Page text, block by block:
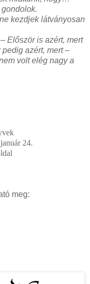
kezdjek látványosan
Először is azért, mert
azért, mert –
volt elég nagy a
24.
meg: